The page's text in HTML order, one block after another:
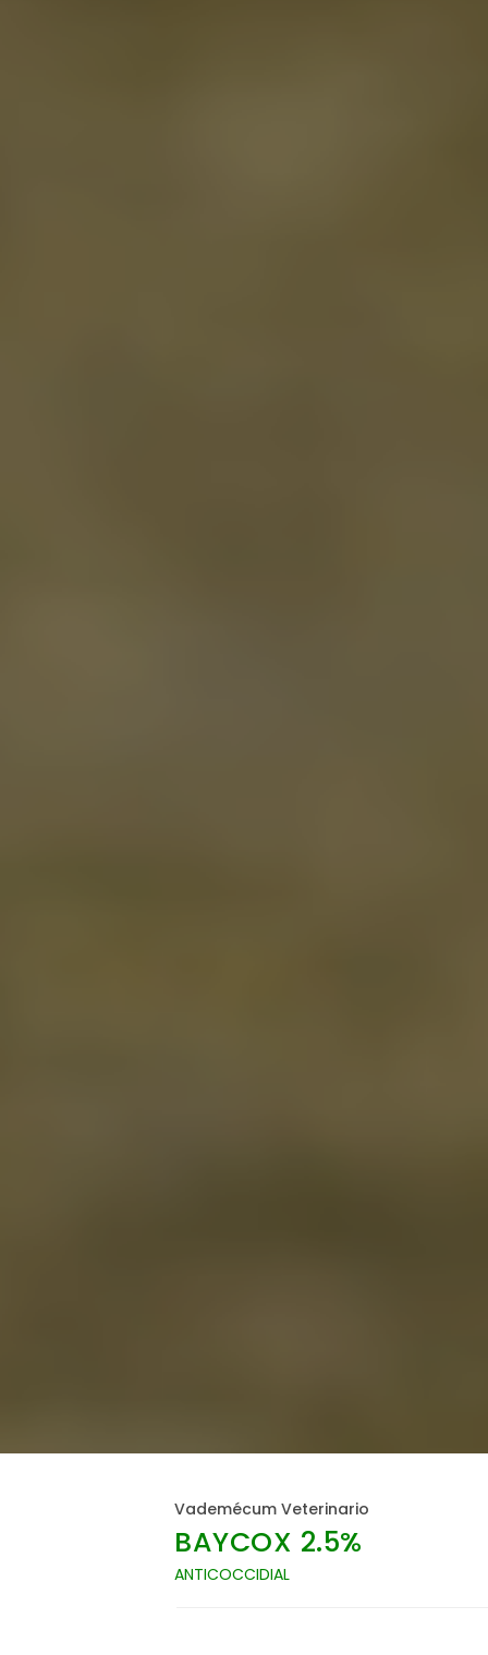
Vademécum Veterinario
BAYCOX 2.5%
ANTICOCCIDIAL